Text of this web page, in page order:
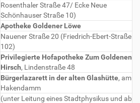
Rosenthaler Straße 47/ Ecke Neue
Schönhauser Straße 10)
Apotheke Goldener Löwe
Nauener Straße 20 (Friedrich-Ebert-Straße
102)
Privilegierte Hofapotheke Zum Goldenen
Hirsch, Lindenstraße 48
Bürgerlazarett in der alten Glashütte, am
Hakendamm
(unter Leitung eines Stadtphysikus und ab